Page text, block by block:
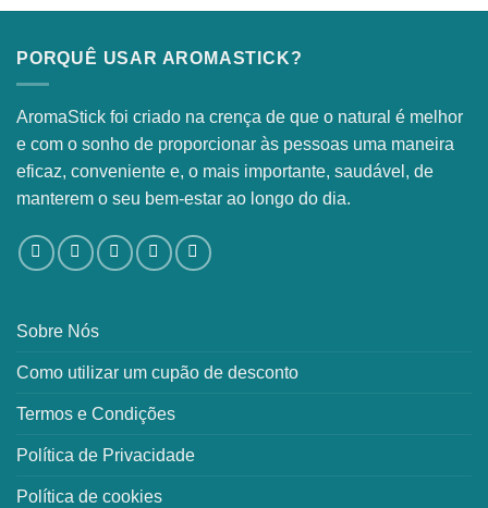
PORQUÊ USAR AROMASTICK?
AromaStick foi criado na crença de que o natural é melhor
e com o sonho de proporcionar às pessoas uma maneira
eficaz, conveniente e, o mais importante, saudável, de
manterem o seu bem-estar ao longo do dia.
Sobre Nós
Como utilizar um cupão de desconto
Termos e Condições
Política de Privacidade
Política de cookies